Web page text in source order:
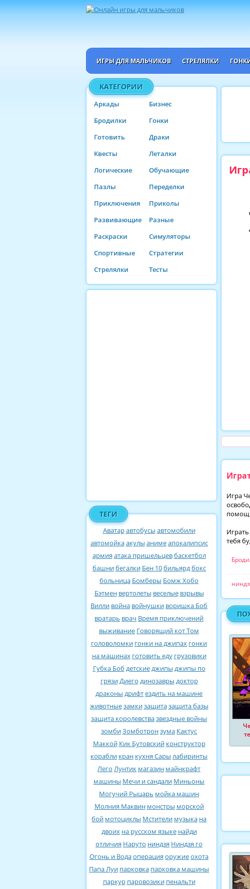
ИГРЫ ДЛЯ МАЛЬЧИКОВ СТРЕЛЯЛКИ
КАТЕГОРИИ
Аркады
Бизнес
Бродилки
Гонки
Готовить
Драки
Квесты
Леталки
Логические
Обучающие
Пазлы
Переделки
Приключения
Приколы
Развивающие
Разные
Раскраски
Симуляторы
Спортивные
Стратегии
Стрелялки
Тесты
ТЕГИ
Аватаравтобусы автомобили
автомойкаакулы анимеапокалипсис
армия атака пришельцевбаскетбол
башнибегалки Бен 10бильярдбокс
больница Бомберы Бомж Хобо
Бэтмен вертолеты веселые взрывы
Вилли война войнушки воришка Боб
вратарь врач Время приключений
выживание Говорящий кот Том
головоломки гонки на джипах гонки
на машинах готовить еду грузовики
Губка Боб детскиеджипы джипы по
грязиДиего динозавры доктор
драконы дрифтездить на машине
животныезамкизащитазащита базы
защита королевствазвездные войны
зомбиЗомботронзума Кактус
Маккой Кик Бутовский конструктор
корабли кран кухня Сары лабиринты
Лего Лунтик магазин майнкрафт
машины Мечи и сандали Миньоны
Могучий Рыцарь мойка машин
Молния Маквин монстры морской
бой мотоциклы Мстители музыка на
двоих на русском языке найди
отличия Наруто ниндзя Ниндзя го
Огонь и Водаоперация оружиеохота
Папа Луи парковка парковка машины
паркур паровозики пенальти
Игра
тебя